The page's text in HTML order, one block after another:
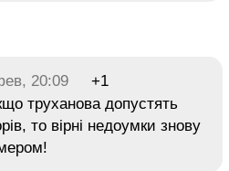
20:09
+1
труханова допустять
то вірні недоумки знову